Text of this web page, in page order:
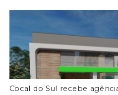
Cocal do Sul recebe